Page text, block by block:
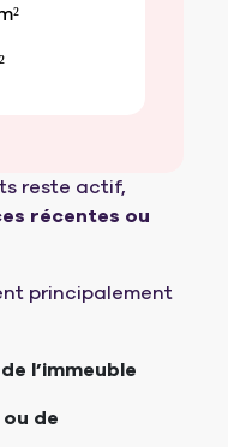
reste actif,
récentes ou
principalement
l’immeuble
de